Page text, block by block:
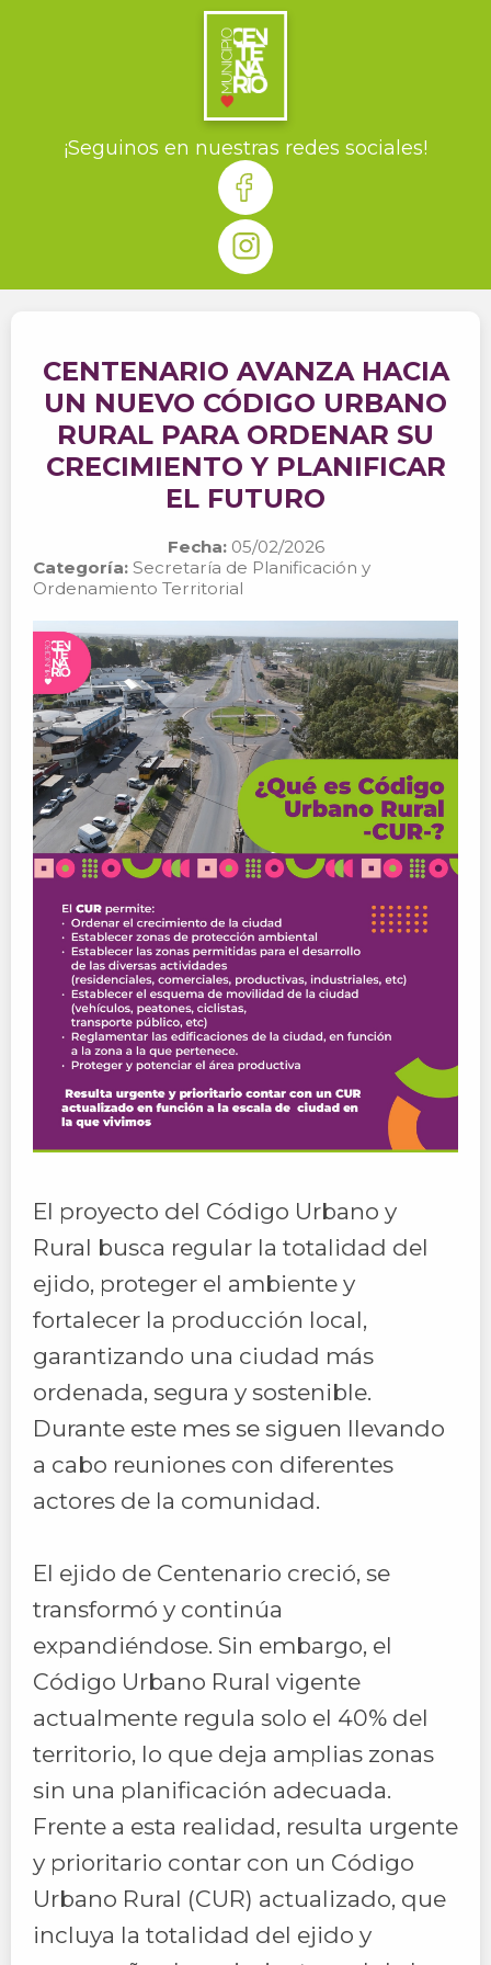
¡Seguinos en nuestras redes sociales!
CENTENARIO AVANZA HACIA
UN NUEVO CÓDIGO URBANO
RURAL PARA ORDENAR SU
CRECIMIENTO Y PLANIFICAR
EL FUTURO
Fecha:05/02/2026
Categoría: Secretaría de Planificación y
Ordenamiento Territorial
El proyecto del Código Urbano y
Rural busca regular la totalidad del
ejido, proteger el ambiente y
fortalecer la producción local,
garantizando una ciudad más
ordenada, segura y sostenible.
Durante este mes se siguen llevando
a cabo reuniones con diferentes
actores de la comunidad.
El ejido de Centenario creció, se
transformó y continúa
expandiéndose. Sin embargo, el
Código Urbano Rural vigente
actualmente regula solo el 40% del
territorio, lo que deja amplias zonas
sin una planificación adecuada.
Frente a esta realidad, resulta urgente
y prioritario contar con un Código
Urbano Rural (CUR) actualizado, que
incluya la totalidad del ejido y